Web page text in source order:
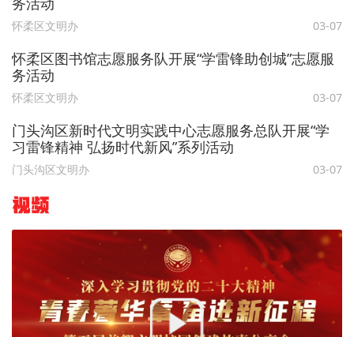
怀柔区文明办 03-07
怀柔区图书馆志愿服务队开展“学雷锋助创城”志愿服
务活动
怀柔区文明办 03-07
门头沟区新时代文明实践中心志愿服务总队开展“学
习雷锋精神 弘扬时代新风”系列活动
门头沟区文明办 03-07
视频